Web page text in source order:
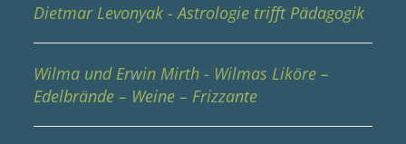
Dietmar Levonyak - Astrologie trifft Pädagogik
Wilma und Erwin Mirth - Wilmas Liköre –
Edelbrände – Weine – Frizzante